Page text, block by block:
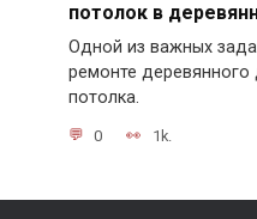
потолок в
Одной из важных
ремонте деревянного
потолка.
0 1k.